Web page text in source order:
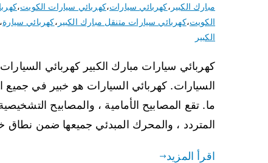
مبارك الكبير ،كهربائي سيارات،كهربائي سيارات الكويت،
الكويت،كهربائي سيارات متنقل مبارك الكبير ،كهربائي سيارة،
الكبير
كهربائي سيارات مبارك الكبير كهربائي
السيارات. كهربائي السيارات هو خبير في
ما. تقع المصابيح الأمامية ، والمصابيح التشخيصية
المتردد ، والمحرك المبدئي جميعها ضمن
اقرأ المزيد